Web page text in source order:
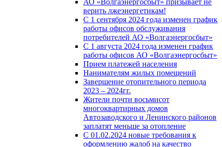
АО «Волгаэнергосбыт» призывает не
верить лжеэнергетикам!
С 1 сентября 2024 года изменен график
работы офисов обслуживания
потребителей АО «Волгаэнергосбыт»
С 1 августа 2024 года изменен график
работы офисов АО «Волгаэнергосбыт»
Прием платежей населения
Нанимателям жилых помещений
Завершение отопительного периода
2023 – 2024гг.
Жители почти восьмисот
многоквартирных домов
Автозаводского и Ленинского районов
заплатят меньше за отопление
С 01.02.2024 новые требования к
оформлению жалоб на качество